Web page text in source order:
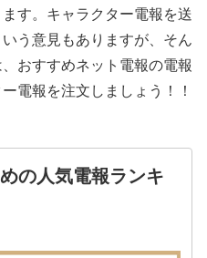
す。キャラクター電報を送
う意見もありますが、そん
おすすめネット電報の電報
電報を注文しましょう！！
の人気電報ランキ